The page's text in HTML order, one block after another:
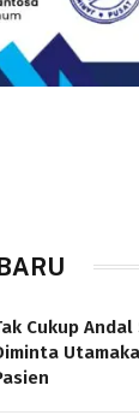
Cukup